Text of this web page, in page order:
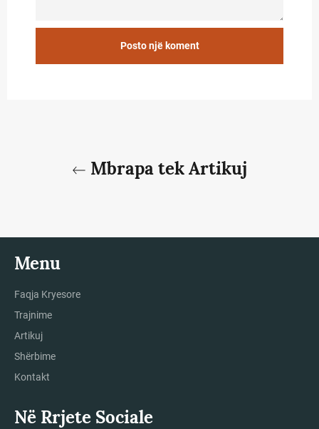
Mbrapa tek Artikuj
Menu
Faqja Kryesore
Trajnime
Artikuj
Shërbime
Kontakt
Në Rrjete Sociale